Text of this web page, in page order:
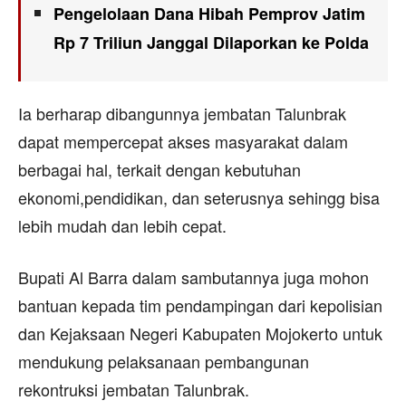
Pengelolaan Dana Hibah Pemprov Jatim
Rp 7 Triliun Janggal Dilaporkan ke Polda
Ia berharap dibangunnya jembatan Talunbrak
dapat mempercepat akses masyarakat dalam
berbagai hal, terkait dengan kebutuhan
ekonomi,pendidikan, dan seterusnya sehingg bisa
lebih mudah dan lebih cepat.
Bupati Al Barra dalam sambutannya juga mohon
bantuan kepada tim pendampingan dari kepolisian
dan Kejaksaan Negeri Kabupaten Mojokerto untuk
mendukung pelaksanaan pembangunan
rekontruksi jembatan Talunbrak.